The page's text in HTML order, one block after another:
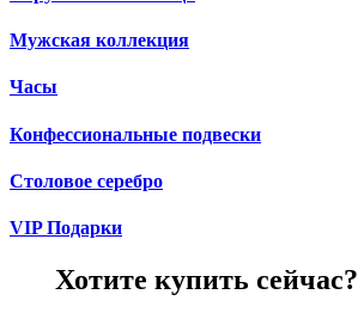
Мужская коллекция
Часы
Конфессиональные подвески
Столовое серебро
VIP Подарки
Хотите купить сейчас?